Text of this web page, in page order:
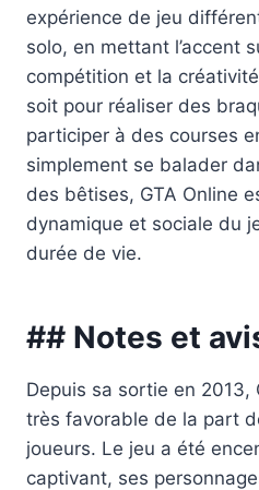
expérience de jeu
solo, en mettant l’accent
compétition et la
soit pour réaliser des
participer à des courses
simplement se balader
des bêtises, GTA Online
dynamique et sociale du
durée de vie.
## Notes et
Depuis sa sortie en 2013,
très favorable de la part
joueurs. Le jeu a été
captivant, ses